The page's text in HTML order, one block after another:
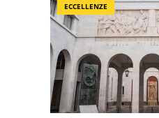
ECCELLENZE